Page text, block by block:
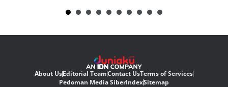
About UsEditorial TeamContact UsTerms of Services
Pedoman Media SiberIndexSitemap